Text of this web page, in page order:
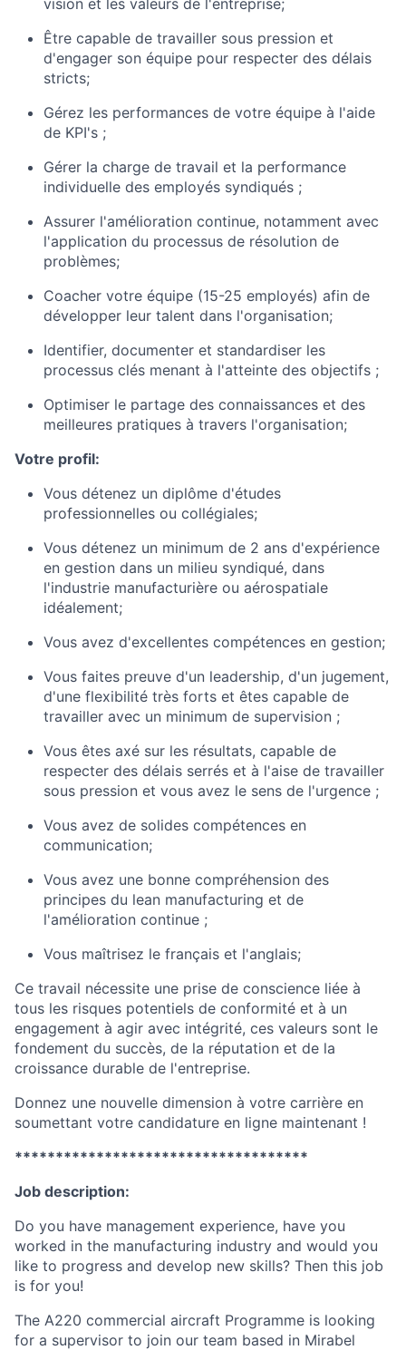
vision et les valeurs de l'entreprise;
Être capable de travailler sous pression et
d'engager son équipe pour respecter des délais
stricts;
Gérez les performances de votre équipe à l'aide
de KPI's ;
Gérer la charge de travail et la performance
individuelle des employés syndiqués ;
Assurer l'amélioration continue, notamment avec
l'application du processus de résolution de
problèmes;
Coacher votre équipe (15-25 employés) afin de
développer leur talent dans l'organisation;
Identifier, documenter et standardiser les
processus clés menant à l'atteinte des objectifs ;
Optimiser le partage des connaissances et des
meilleures pratiques à travers l'organisation;
Votre profil:
Vous détenez un diplôme d'études
professionnelles ou collégiales;
Vous détenez un minimum de 2 ans d'expérience
en gestion dans un milieu syndiqué, dans
l'industrie manufacturière ou aérospatiale
idéalement;
Vous avez d'excellentes compétences en gestion;
Vous faites preuve d'un leadership, d'un jugement,
d'une flexibilité très forts et êtes capable de
travailler avec un minimum de supervision ;
Vous êtes axé sur les résultats, capable de
respecter des délais serrés et à l'aise de travailler
sous pression et vous avez le sens de l'urgence ;
Vous avez de solides compétences en
communication;
Vous avez une bonne compréhension des
principes du lean manufacturing et de
l'amélioration continue ;
Vous maîtrisez le français et l'anglais;
Ce travail nécessite une prise de conscience liée à
tous les risques potentiels de conformité et à un
engagement à agir avec intégrité, ces valeurs sont le
fondement du succès, de la réputation et de la
croissance durable de l'entreprise.
Donnez une nouvelle dimension à votre carrière en
soumettant votre candidature en ligne maintenant !
************************************
Job description:
Do you have management experience, have you
worked in the manufacturing industry and would you
like to progress and develop new skills? Then this job
is for you!
The A220 commercial aircraft Programme is looking
for a supervisor to join our team based in Mirabel